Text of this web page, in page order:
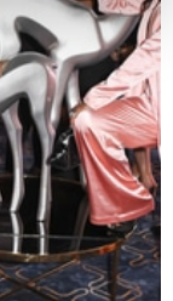
Daten
im
zu
anbieten
zu
zu Ihrer
für
Unsere